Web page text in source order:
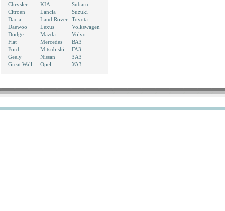
Chrysler
Citroen
Dacia
Daewoo
Dodge
Fiat
Ford
Geely
Great Wall
KIA
Lancia
Land Rover
Lexus
Mazda
Mercedes
Mitsubishi
Nissan
Opel
Subaru
Suzuki
Toyota
Volkswagen
Volvo
ВАЗ
ГАЗ
ЗАЗ
УАЗ